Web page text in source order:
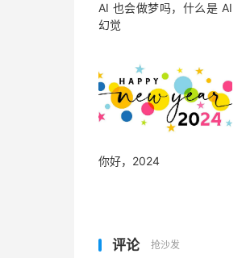
AI 也会做梦吗，什么是 AI
幻觉
你好，2024
评论 抢沙发